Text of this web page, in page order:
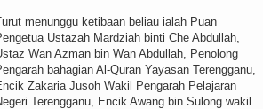
menunggu ketibaan beliau ialah Puan
Ustazah Mardziah binti Che Abdullah,
Wan Azman bin Wan Abdullah, Penolong
bahagian Al-Quran Yayasan Terengganu,
Zakaria Jusoh Wakil Pengarah Pelajaran
Terengganu, Encik Awang bin Sulong wakil